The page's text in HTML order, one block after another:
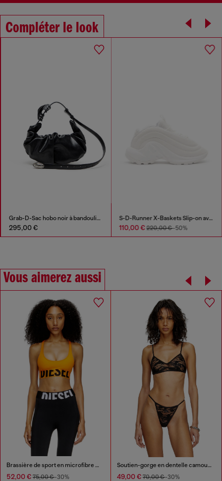
Compléter le look
Grab-D-Sac hobo noir à bandoulière effet ceinture
295,00 €
S-D-Runner X-Baskets Slip-on avec cou-de-pied Oval D mat
110,00 €220,00 €-50%
Vous aimerez aussi
Brassière de sport en microfibre avec logo tronqué
52,00 € 75,00 €-30%
Soutien-gorge en dentelle camouflage
49,00 € 70,00 €-30%